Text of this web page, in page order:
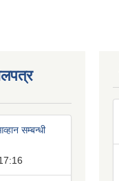
सम्बन्धी